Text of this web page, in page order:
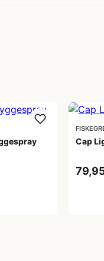
Cap